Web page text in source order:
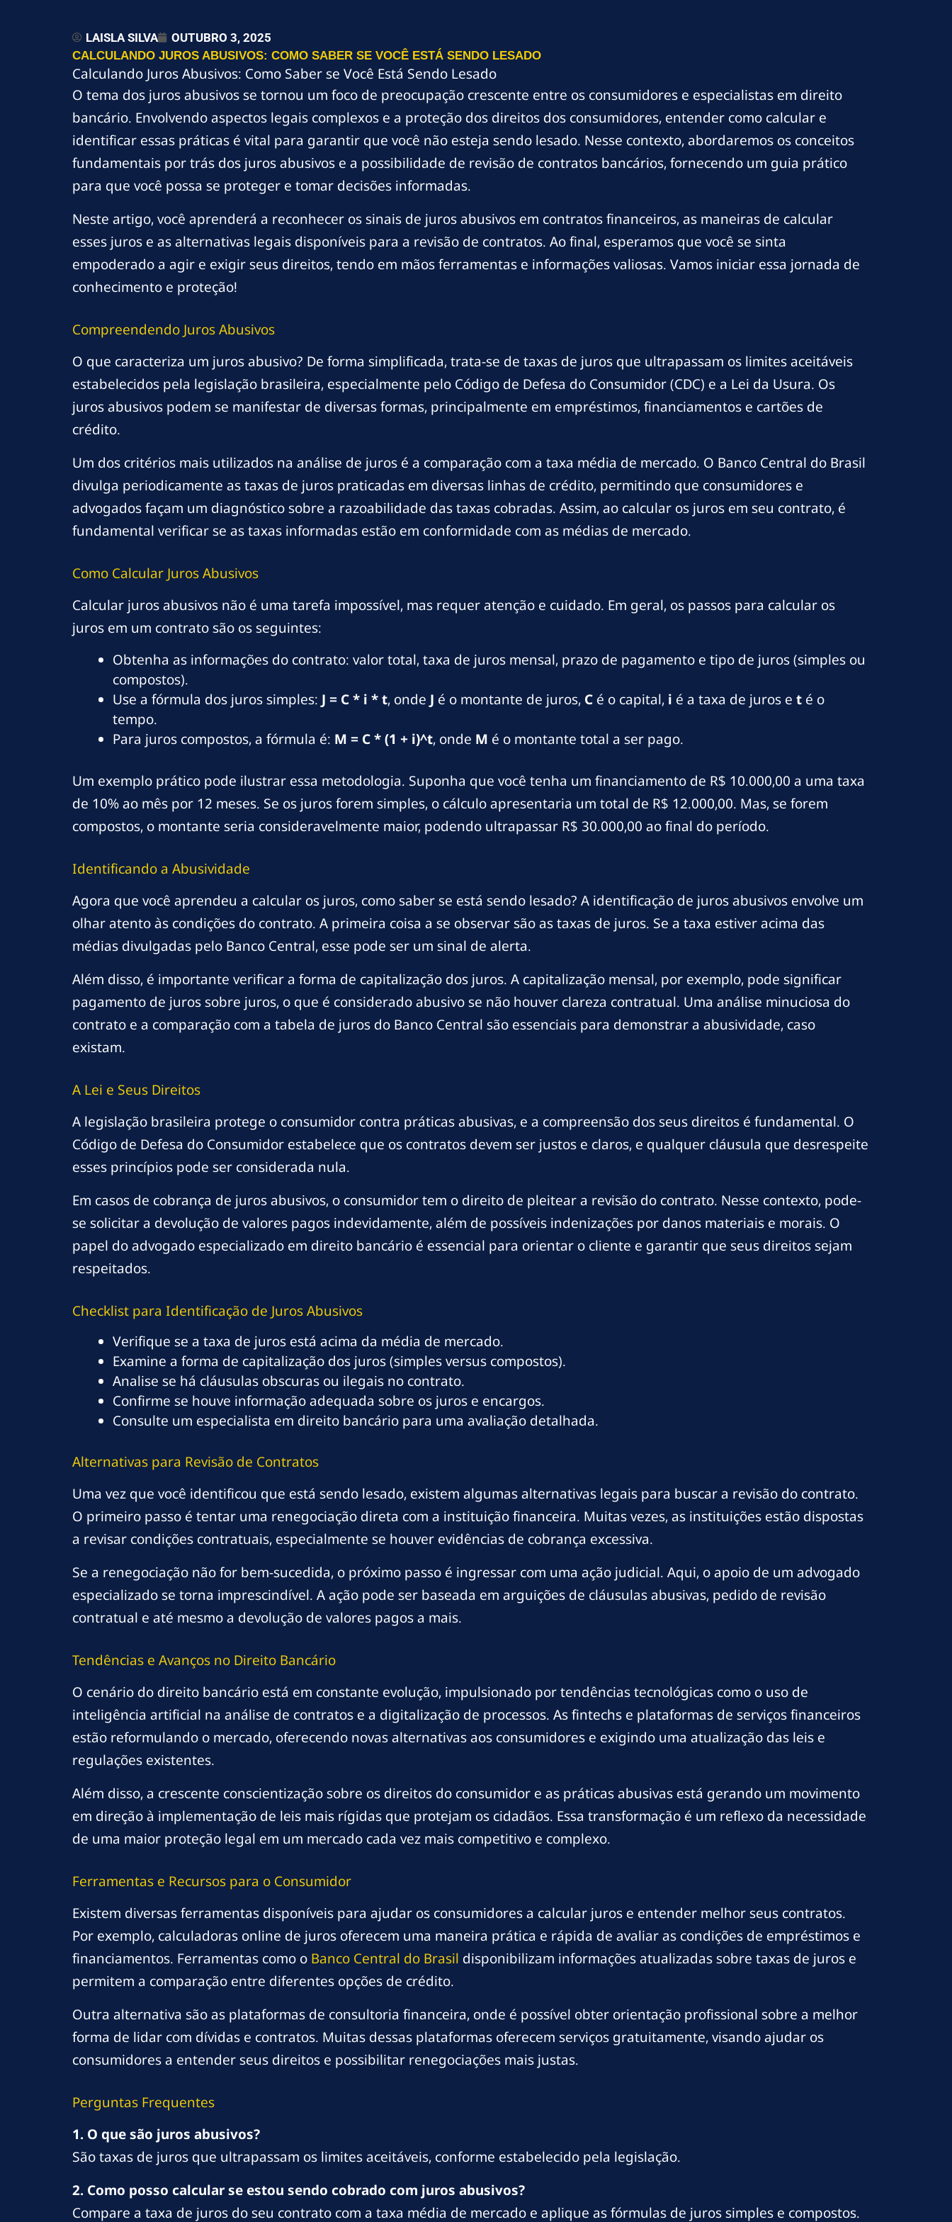
LAISLA SILVA OUTUBRO 3, 2025
CALCULANDO JUROS ABUSIVOS: COMO SABER SE VOCÊ ESTÁ SENDO LESADO
Calculando Juros Abusivos: Como Saber se Você Está Sendo Lesado
O tema dos juros abusivos se tornou um foco de preocupação crescente entre os consumidores e especialistas em direito
bancário. Envolvendo aspectos legais complexos e a proteção dos direitos dos consumidores, entender como calcular e
identificar essas práticas é vital para garantir que você não esteja sendo lesado. Nesse contexto, abordaremos os conceitos
fundamentais por trás dos juros abusivos e a possibilidade de revisão de contratos bancários, fornecendo um guia prático
para que você possa se proteger e tomar decisões informadas.
Neste artigo, você aprenderá a reconhecer os sinais de juros abusivos em contratos financeiros, as maneiras de calcular
esses juros e as alternativas legais disponíveis para a revisão de contratos. Ao final, esperamos que você se sinta
empoderado a agir e exigir seus direitos, tendo em mãos ferramentas e informações valiosas. Vamos iniciar essa jornada de
conhecimento e proteção!
Compreendendo Juros Abusivos
O que caracteriza um juros abusivo? De forma simplificada, trata-se de taxas de juros que ultrapassam os limites aceitáveis
estabelecidos pela legislação brasileira, especialmente pelo Código de Defesa do Consumidor (CDC) e a Lei da Usura. Os
juros abusivos podem se manifestar de diversas formas, principalmente em empréstimos, financiamentos e cartões de
crédito.
Um dos critérios mais utilizados na análise de juros é a comparação com a taxa média de mercado. O Banco Central do Brasil
divulga periodicamente as taxas de juros praticadas em diversas linhas de crédito, permitindo que consumidores e
advogados façam um diagnóstico sobre a razoabilidade das taxas cobradas. Assim, ao calcular os juros em seu contrato, é
fundamental verificar se as taxas informadas estão em conformidade com as médias de mercado.
Como Calcular Juros Abusivos
Calcular juros abusivos não é uma tarefa impossível, mas requer atenção e cuidado. Em geral, os passos para calcular os
juros em um contrato são os seguintes:
Obtenha as informações do contrato: valor total, taxa de juros mensal, prazo de pagamento e tipo de juros (simples ou
compostos).
Use a fórmula dos juros simples: J = C * i * t, onde J é o montante de juros, C é o capital, i é a taxa de juros e t é o
tempo.
Para juros compostos, a fórmula é: M = C * (1 + i)^t, onde M é o montante total a ser pago.
Um exemplo prático pode ilustrar essa metodologia. Suponha que você tenha um financiamento de R$ 10.000,00 a uma taxa
de 10% ao mês por 12 meses. Se os juros forem simples, o cálculo apresentaria um total de R$ 12.000,00. Mas, se forem
compostos, o montante seria consideravelmente maior, podendo ultrapassar R$ 30.000,00 ao final do período.
Identificando a Abusividade
Agora que você aprendeu a calcular os juros, como saber se está sendo lesado? A identificação de juros abusivos envolve um
olhar atento às condições do contrato. A primeira coisa a se observar são as taxas de juros. Se a taxa estiver acima das
médias divulgadas pelo Banco Central, esse pode ser um sinal de alerta.
Além disso, é importante verificar a forma de capitalização dos juros. A capitalização mensal, por exemplo, pode significar
pagamento de juros sobre juros, o que é considerado abusivo se não houver clareza contratual. Uma análise minuciosa do
contrato e a comparação com a tabela de juros do Banco Central são essenciais para demonstrar a abusividade, caso
existam.
A Lei e Seus Direitos
A legislação brasileira protege o consumidor contra práticas abusivas, e a compreensão dos seus direitos é fundamental. O
Código de Defesa do Consumidor estabelece que os contratos devem ser justos e claros, e qualquer cláusula que desrespeite
esses princípios pode ser considerada nula.
Em casos de cobrança de juros abusivos, o consumidor tem o direito de pleitear a revisão do contrato. Nesse contexto, pode-
se solicitar a devolução de valores pagos indevidamente, além de possíveis indenizações por danos materiais e morais. O
papel do advogado especializado em direito bancário é essencial para orientar o cliente e garantir que seus direitos sejam
respeitados.
Checklist para Identificação de Juros Abusivos
Verifique se a taxa de juros está acima da média de mercado.
Examine a forma de capitalização dos juros (simples versus compostos).
Analise se há cláusulas obscuras ou ilegais no contrato.
Confirme se houve informação adequada sobre os juros e encargos.
Consulte um especialista em direito bancário para uma avaliação detalhada.
Alternativas para Revisão de Contratos
Uma vez que você identificou que está sendo lesado, existem algumas alternativas legais para buscar a revisão do contrato.
O primeiro passo é tentar uma renegociação direta com a instituição financeira. Muitas vezes, as instituições estão dispostas
a revisar condições contratuais, especialmente se houver evidências de cobrança excessiva.
Se a renegociação não for bem-sucedida, o próximo passo é ingressar com uma ação judicial. Aqui, o apoio de um advogado
especializado se torna imprescindível. A ação pode ser baseada em arguições de cláusulas abusivas, pedido de revisão
contratual e até mesmo a devolução de valores pagos a mais.
Tendências e Avanços no Direito Bancário
O cenário do direito bancário está em constante evolução, impulsionado por tendências tecnológicas como o uso de
inteligência artificial na análise de contratos e a digitalização de processos. As fintechs e plataformas de serviços financeiros
estão reformulando o mercado, oferecendo novas alternativas aos consumidores e exigindo uma atualização das leis e
regulações existentes.
Além disso, a crescente conscientização sobre os direitos do consumidor e as práticas abusivas está gerando um movimento
em direção à implementação de leis mais rígidas que protejam os cidadãos. Essa transformação é um reflexo da necessidade
de uma maior proteção legal em um mercado cada vez mais competitivo e complexo.
Ferramentas e Recursos para o Consumidor
Existem diversas ferramentas disponíveis para ajudar os consumidores a calcular juros e entender melhor seus contratos.
Por exemplo, calculadoras online de juros oferecem uma maneira prática e rápida de avaliar as condições de empréstimos e
financiamentos. Ferramentas como o Banco Central do Brasil disponibilizam informações atualizadas sobre taxas de juros e
permitem a comparação entre diferentes opções de crédito.
Outra alternativa são as plataformas de consultoria financeira, onde é possível obter orientação profissional sobre a melhor
forma de lidar com dívidas e contratos. Muitas dessas plataformas oferecem serviços gratuitamente, visando ajudar os
consumidores a entender seus direitos e possibilitar renegociações mais justas.
Perguntas Frequentes
1. O que são juros abusivos?
São taxas de juros que ultrapassam os limites aceitáveis, conforme estabelecido pela legislação.
2. Como posso calcular se estou sendo cobrado com juros abusivos?
Compare a taxa de juros do seu contrato com a taxa média de mercado e aplique as fórmulas de juros simples e compostos.